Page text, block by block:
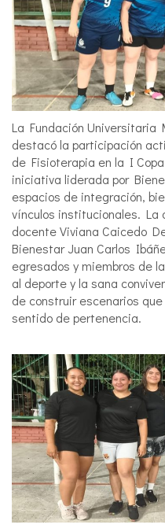
La Fundación Universitaria
destacó la participación
de Fisioterapia en la I
iniciativa liderada por
espacios de integración,
vínculos institucionales. La
docente Viviana Caicedo
Bienestar Juan Carlos
egresados y miembros de
al deporte y la sana
de construir escenarios
sentido de pertenencia.